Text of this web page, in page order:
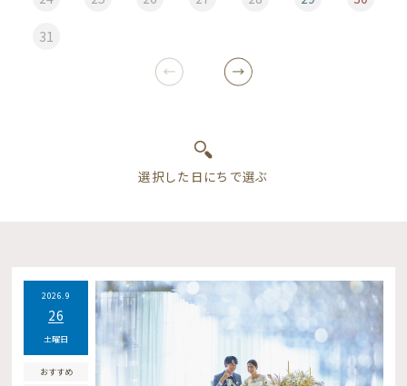
31
2026.9
26
土曜日
おすすめ